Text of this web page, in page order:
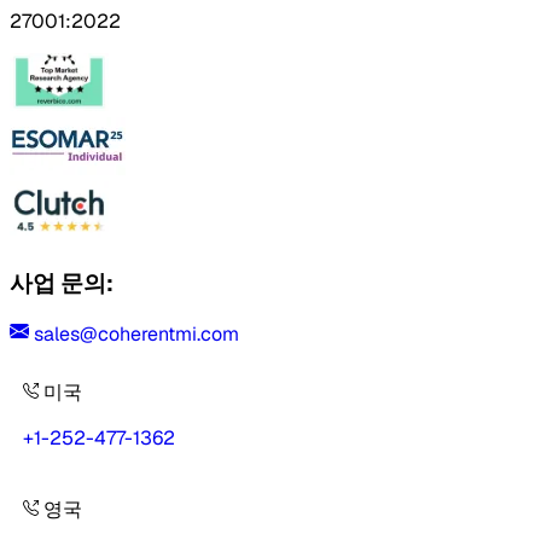
27001:2022
사업 문의:
sales@coherentmi.com
미국
+1-252-477-1362
영국